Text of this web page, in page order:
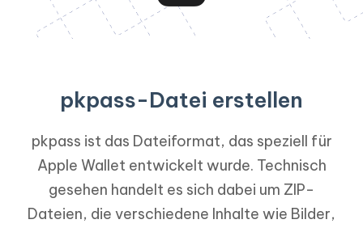
pkpass-Datei erstellen
pkpass ist das Dateiformat, das speziell für
Apple Wallet entwickelt wurde. Technisch
gesehen handelt es sich dabei um ZIP-
Dateien, die verschiedene Inhalte wie Bilder,